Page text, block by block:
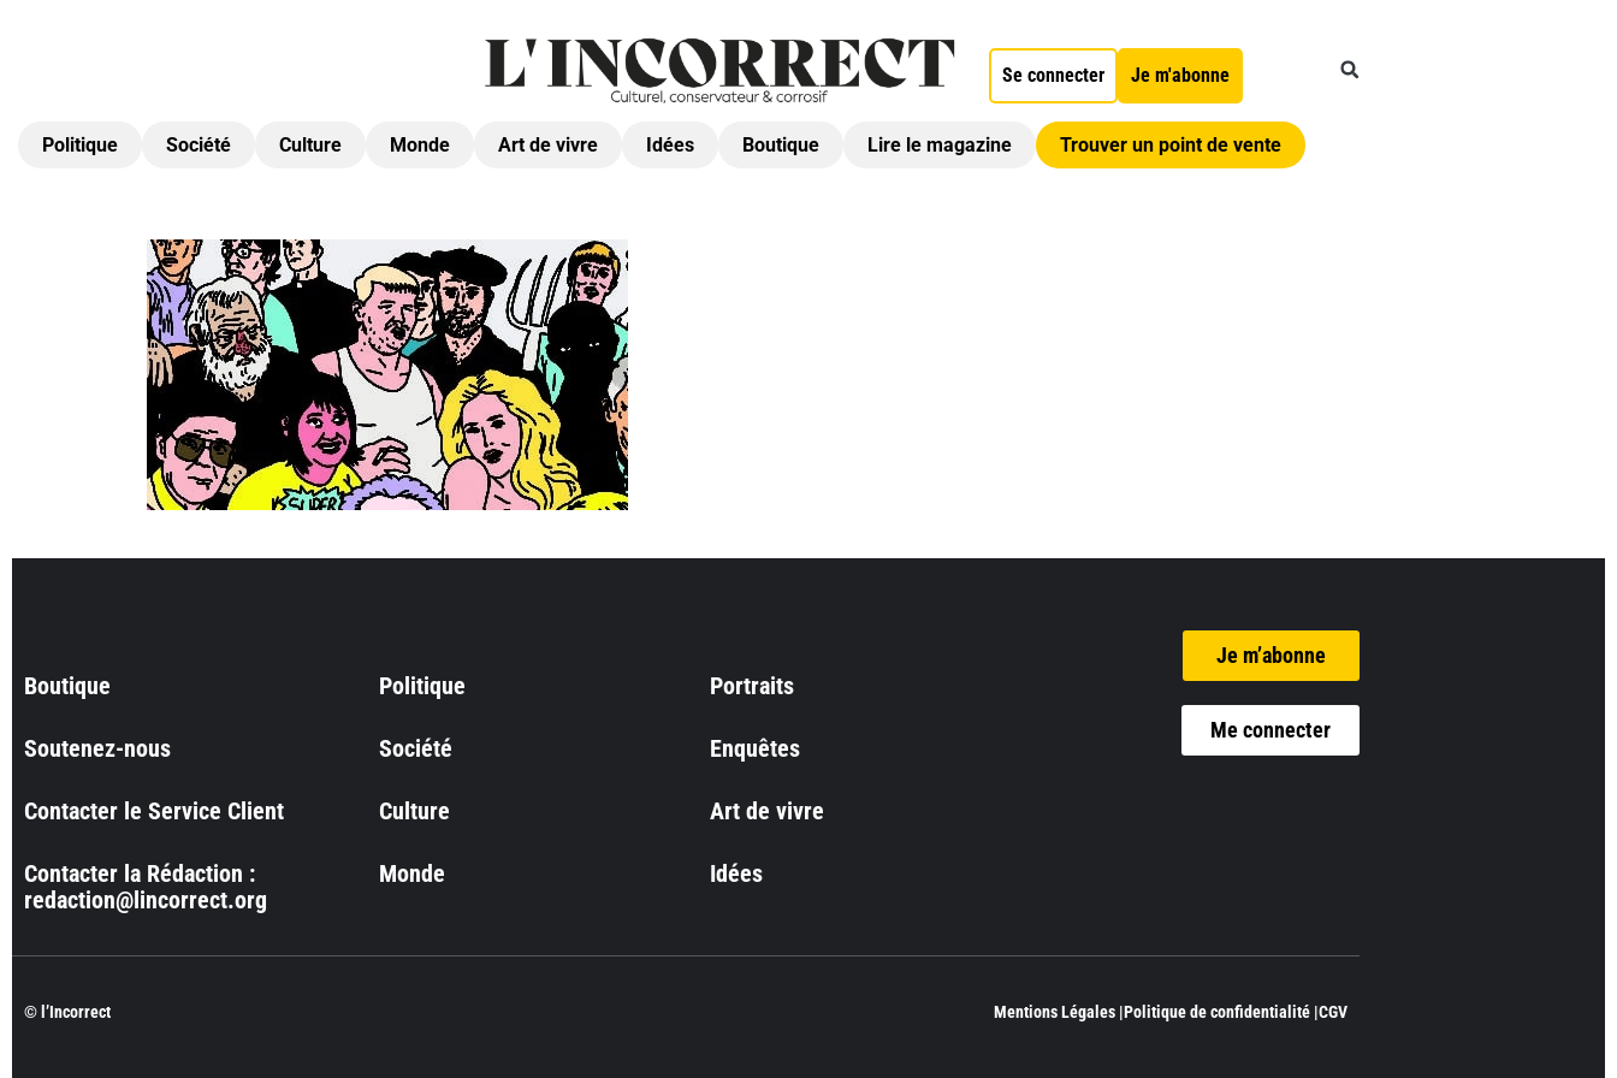
Se connecter Je m'abonne
Politique Société Culture Monde Art de vivre Idées Boutique Lire le magazine Trouver un point de vente
Boutique
Soutenez-nous
Contacter le Service Client
Contacter la Rédaction :
redaction@lincorrect.org
Politique
Société
Culture
Monde
Portraits
Enquêtes
Art de vivre
Idées
Je m’abonne
Me connecter
© l’Incorrect Mentions Légales |Politique de confidentialité |CGV